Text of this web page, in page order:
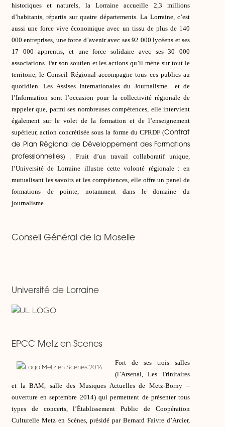
historiques et naturels, la Lorraine accueille 2,3 millions
d’habitants, répartis sur quatre départements. La Lorraine, c’est
aussi une force vive économique avec un tissu de plus de 140
000 entreprises, une force d’avenir avec ses 92 000 lycéens et ses
17 000 apprentis, et une force solidaire avec ses 30 000
associations. Par son soutien et les actions qu’il mène sur tout le
territoire, le Conseil Régional accompagne tous ces publics au
quotidien. Les Assises Internationales du Journalisme et de
l’Information sont l’occasion pour la collectivité régionale de
rappeler que, parmi ses nombreuses compétences, elle intervient
également sur le volet de la formation et de l’enseignement
supérieur, action concrétisée sous la forme du CPRDF (Contrat
de Plan Régional de Développement des Formations
professionnelles) . Fruit d’un travail collaboratif unique,
l’Université de Lorraine illustre cette volonté régionale : en
mutualisant les savoirs et les compétences, elle offre un panel de
formations de pointe, notamment dans le domaine du
journalisme.
Conseil Général de la Moselle
Université de Lorraine
EPCC Metz en Scenes
Fort de ses trois salles
(l’Arsenal, Les Trinitaires
et la BAM, salle des Musiques Actuelles de Metz-Borny –
ouverture en septembre 2014) qui permettent de présenter tous
types de concerts, l’Établissement Public de Coopération
Culturelle Metz en Scènes, présidé par Bernard Faivre d’Arcier,